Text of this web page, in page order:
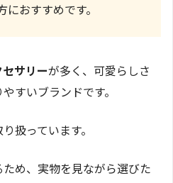
おすすめです。
サリーが多く、可愛らしさ
すいブランドです。
扱っています。
め、実物を見ながら選びた